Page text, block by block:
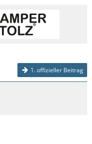
1. offizieller Beitrag